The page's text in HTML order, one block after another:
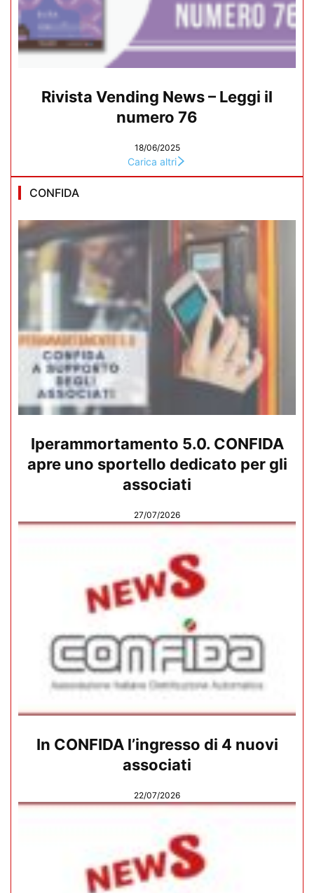
Rivista Vending News – Leggi il
numero 76
18/06/2025
Carica altri
CONFIDA
Iperammortamento 5.0. CONFIDA
apre uno sportello dedicato per gli
associati
27/07/2026
In CONFIDA l’ingresso di 4 nuovi
associati
22/07/2026